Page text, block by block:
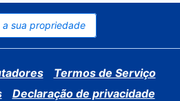
a sua propriedade
Termos de Serviço
Declaração de privacidade